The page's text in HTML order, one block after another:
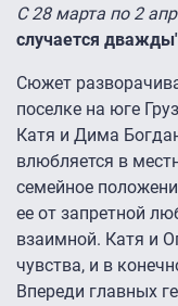
С 28 марта по 2
случается
Сюжет
поселке на юге
Катя и Дима
влюбляется в
семейное
ее от запретной
взаимной. Катя и
чувства, и в
Впереди главных